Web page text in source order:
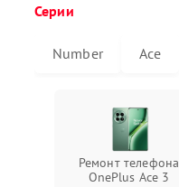
Серии
Number Ace
Ремонт телефона
OnePlus Ace 3